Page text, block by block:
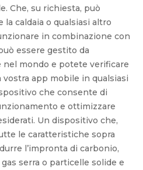
Che, su richiesta, può
la caldaia o qualsiasi altro
in combinazione con
essere gestito da
mondo e potete verificare
app mobile in qualsiasi
che consente di
e ottimizzare
Un dispositivo che,
le caratteristiche sopra
l’impronta di carbonio,
serra o particelle solide e